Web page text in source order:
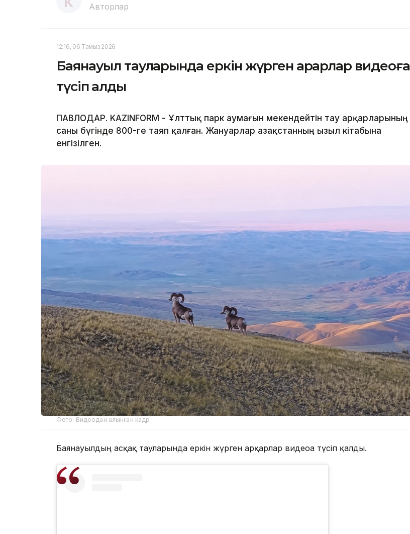
Авторлар
12:16, 06 Тамыз 2026
Баянауыл тауларында еркін жүрген арқарлар видеоға
түсіп қалды
ПАВЛОДАР. KAZINFORM - Ұлттық парк аумағын мекендейтін тау арқарларының
саны бүгінде 800-ге таяп қалған. Жануарлар Қазақстанның Қызыл кітабына
енгізілген.
Фото: Видеодан алынған кадр
Баянауылдың асқақ тауларында еркін жүрген арқарлар видеоға түсіп қалды.